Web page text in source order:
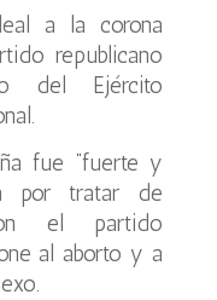
a la corona
republicano
del Ejército
fue “fuerte y
por tratar de
el partido
al aborto y a